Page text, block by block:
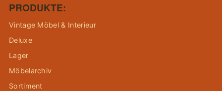
PRODUKTE:
Vintage Möbel & Interieur
Deluxe
Lager
Möbelarchiv
Sortiment